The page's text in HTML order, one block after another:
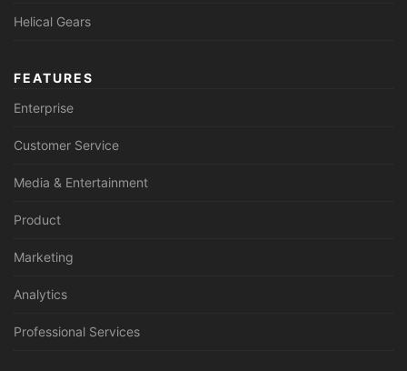
Helical Gears
FEATURES
Enterprise
Customer Service
Media & Entertainment
Product
Marketing
Analytics
Professional Services